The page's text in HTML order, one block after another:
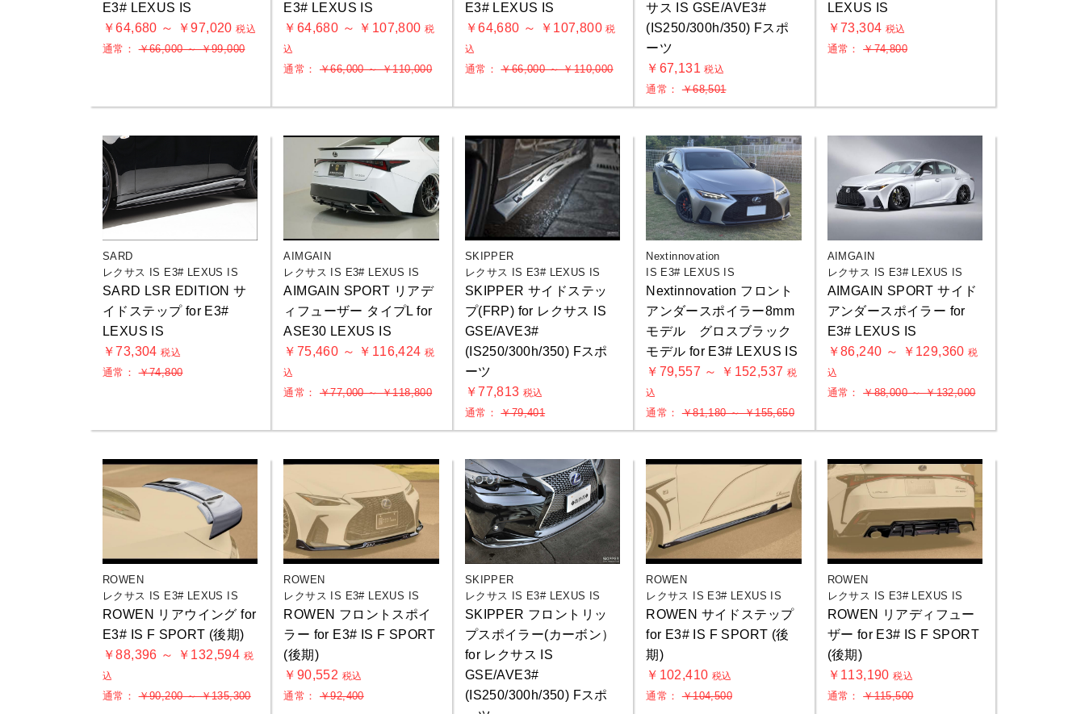
E3# LEXUS IS
￥64,680 ～ ￥97,020税込
通常：￥66,000 ～ ￥99,000
E3# LEXUS IS
￥64,680 ～ ￥107,800 税
込
通常： ￥66,000 ～ ￥110,000
E3# LEXUS IS
￥64,680 ～ ￥107,800税
込
通常：￥66,000 ～ ￥110,000
サス IS GSE/AVE3#
(IS250/300h/350) Fスポ
ーツ
￥67,131税込
通常：￥68,501
LEXUS IS
￥73,304 税込
通常：￥74,800
SARD
レクサス IS E3# LEXUS IS
SARD LSR EDITION サ
イドステップ for E3#
LEXUS IS
￥73,304税込
通常：￥74,800
AIMGAIN
レクサス IS E3# LEXUS IS
AIMGAIN SPORT リアデ
ィフューザー タイプL for
ASE30 LEXUS IS
￥75,460 ～ ￥116,424 税
込
通常： ￥77,000 ～ ￥118,800
SKIPPER
レクサス IS E3# LEXUS IS
SKIPPER サイドステッ
プ(FRP) for レクサス IS
GSE/AVE3#
(IS250/300h/350) Fスポ
ーツ
￥77,813 税込
通常：￥79,401
Nextinnovation
IS E3# LEXUS IS
Nextinnovation フロント
アンダースポイラー8mm
モデル グロスブラック
モデル for E3# LEXUS IS
￥79,557 ～ ￥152,537 税
込
通常：￥81,180 ～ ￥155,650
AIMGAIN
レクサス IS E3# LEXUS IS
AIMGAIN SPORT サイド
アンダースポイラー for
E3# LEXUS IS
￥86,240 ～ ￥129,360税
込
通常：￥88,000 ～ ￥132,000
ROWEN
レクサス IS E3# LEXUS IS
ROWEN リアウイング for
E3# IS F SPORT (後期)
￥88,396 ～ ￥132,594 税
込
通常：￥90,200 ～ ￥135,300
ROWEN
レクサス IS E3# LEXUS IS
ROWEN フロントスポイ
ラー for E3# IS F SPORT
(後期)
￥90,552 税込
通常： ￥92,400
SKIPPER
レクサス IS E3# LEXUS IS
SKIPPER フロントリッ
プスポイラー(カーボン）
for レクサス IS
GSE/AVE3#
(IS250/300h/350) Fスポ
ROWEN
レクサス IS E3# LEXUS IS
ROWEN サイドステップ
for E3# IS F SPORT (後
期)
￥102,410 税込
通常：￥104,500
ROWEN
レクサス IS E3# LEXUS IS
ROWEN リアディフュー
ザー for E3# IS F SPORT
(後期)
￥113,190税込
通常：￥115,500
お買物を続ける カートへ進む